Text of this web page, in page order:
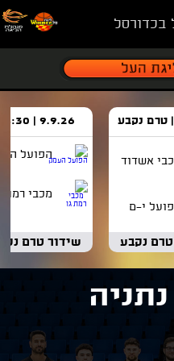
בכדורסל
אשדוד
י-ם
נקבע
9.9.26 | 18:30
הפועל
מכבי רמת
שידור טרם